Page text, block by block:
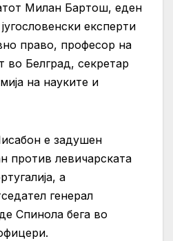
Милан Бартош, еден
експерти
право, професор на
во Белград, секретар
на науките и
е задушен
против левичарската
а
генерал
Спинола бега во